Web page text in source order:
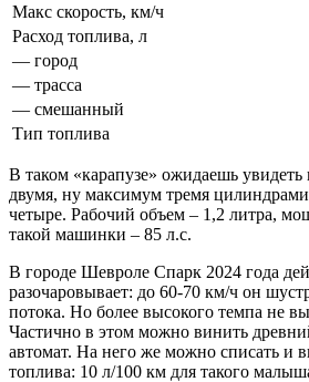
Макс скорость, км/ч
Расход топлива, л
— город
— трасса
— смешанный
Тип топлива
В таком «карапузе» ожидаешь
двумя, ну максимум тремя
четыре. Рабочий объем – 1,2 литра,
такой машинки – 85 л.с.
В городе Шевроле Спарк 2024 года
разочаровывает: до 60-70 км/ч он
потока. Но более высокого темпа не
Частично в этом можно винить
автомат. На него же можно списать и
топлива: 10 л/100 км для такого